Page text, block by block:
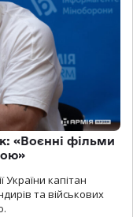
«Воєнні фільми
капітан
та військових